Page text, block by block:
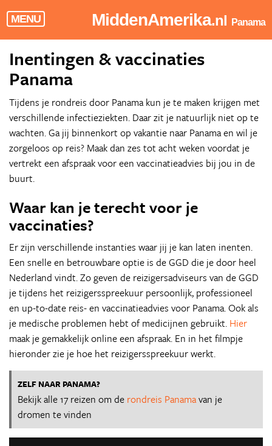
MENU MiddenAmerika.nl Panama
Inentingen & vaccinaties
Panama
Tijdens je rondreis door Panama kun je te maken krijgen met
verschillende infectieziekten. Daar zit je natuurlijk niet op te
wachten. Ga jij binnenkort op vakantie naar Panama en wil je
zorgeloos op reis? Maak dan zes tot acht weken voordat je
vertrekt een afspraak voor een vaccinatieadvies bij jou in de
buurt.
Waar kan je terecht voor je
vaccinaties?
Er zijn verschillende instanties waar jij je kan laten inenten.
Een snelle en betrouwbare optie is de GGD die je door heel
Nederland vindt. Zo geven de reizigersadviseurs van de GGD
je tijdens het reizigersspreekuur persoonlijk, professioneel
en up-to-date reis- en vaccinatieadvies voor Panama. Ook als
je medische problemen hebt of medicijnen gebruikt. Hier
maak je gemakkelijk online een afspraak. En in het filmpje
hieronder zie je hoe het reizigersspreekuur werkt.
ZELF NAAR PANAMA?
Bekijk alle 17 reizen om de rondreis Panamavan je
dromen te vinden